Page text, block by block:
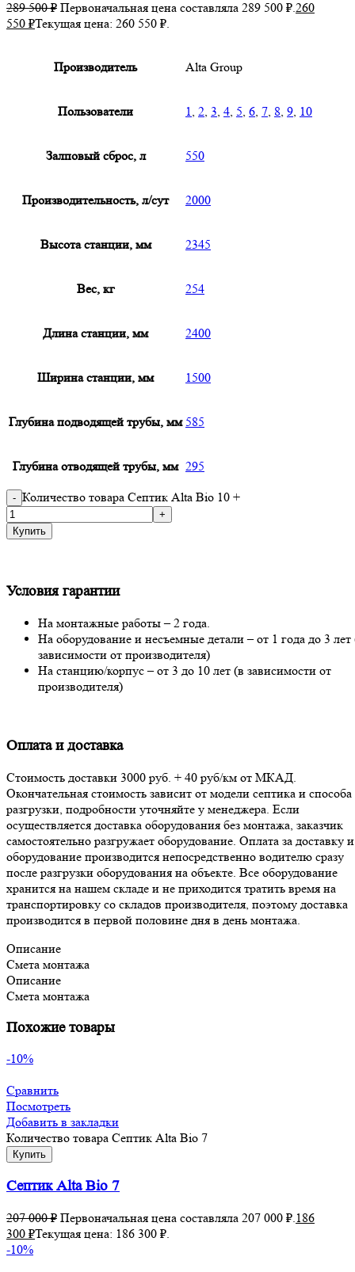
289 500₽ Первоначальная цена составляла 289 500 ₽.260
550 ₽Текущая цена: 260 550 ₽.
Производитель Alta Group
Пользователи 1, 2, 3, 4, 5, 6, 7, 8, 9, 10
Залповый сброс, л 550
Производительность, л/сут 2000
Высота станции, мм 2345
Вес, кг 254
Длина станции, мм 2400
Ширина станции, мм 1500
Глубина подводящей трубы, мм 585
Глубина отводящей трубы, мм 295
Количество товара Септик Alta Bio 10 +
Купить
Условия гарантии
На монтажные работы – 2 года.
На оборудование и несъемные детали – от 1 года до 3 лет
зависимости от производителя)
На станцию/корпус – от 3 до 10 лет (в зависимости от
производителя)
Оплата и доставка
Стоимость доставки 3000 руб. + 40 руб/км от МКАД.
Окончательная стоимость зависит от модели септика и способа
разгрузки, подробности уточняйте у менеджера. Если
осуществляется доставка оборудования без монтажа, заказчик
самостоятельно разгружает оборудование. Оплата за доставку и
оборудование производится непосредственно водителю сразу
после разгрузки оборудования на объекте. Все оборудование
хранится на нашем складе и не приходится тратить время на
транспортировку со складов производителя, поэтому доставка
производится в первой половине дня в день монтажа.
Описание
Смета монтажа
Описание
Смета монтажа
Похожие товары
-10%
Сравнить
Посмотреть
Добавить в закладки
Количество товара Септик Alta Bio 7
Купить
Септик Alta Bio 7
207 000₽ Первоначальная цена составляла 207 000 ₽.186
300 ₽Текущая цена: 186 300 ₽.
-10%